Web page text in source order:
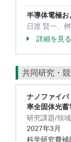
半導体電極
日渡 賢一、
詳細を見る
共同研究・
ナノファイ
率全固体光蓄
研究課題/領域
2027年3月
科学研究費